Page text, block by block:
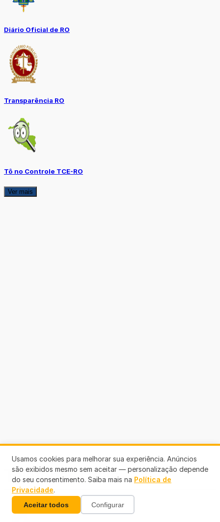
Diário Oficial de RO
Transparência RO
Tô no Controle TCE-RO
Ver mais
Telefones Úteis
Usamos cookies para melhorar sua experiência. Anúncios
são exibidos mesmo sem aceitar — personalização depende
do seu consentimento. Saiba mais na Política de
Privacidade.
Aceitar todos Configurar